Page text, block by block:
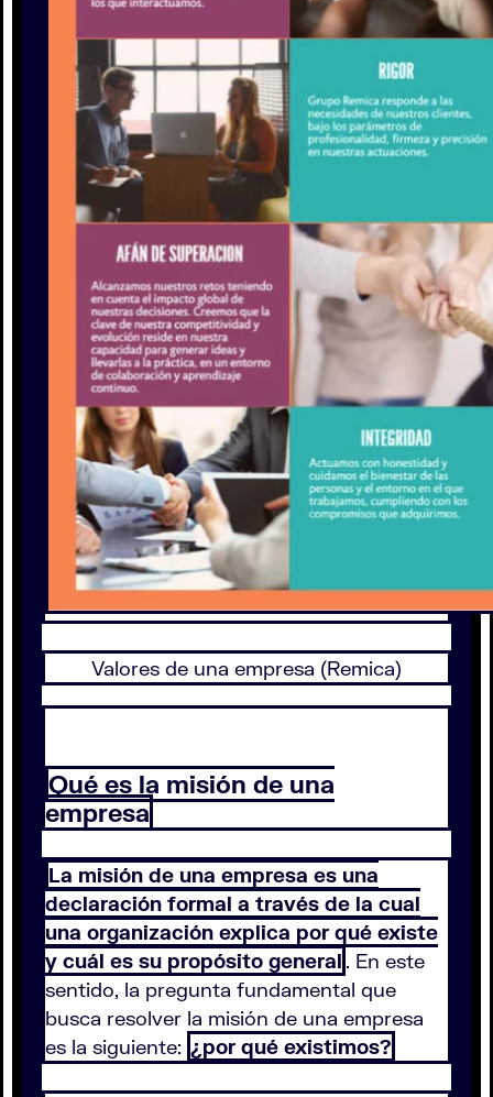
Valores de una empresa (Remica)
Qué es la misión de una
empresa
La misión de una empresa es una
declaración formal a través de la cual
una organización explica por qué existe
y cuál es su propósito general . En este
sentido, la pregunta fundamental que
busca resolver la misión de una empresa
es la siguiente: ¿por qué existimos?